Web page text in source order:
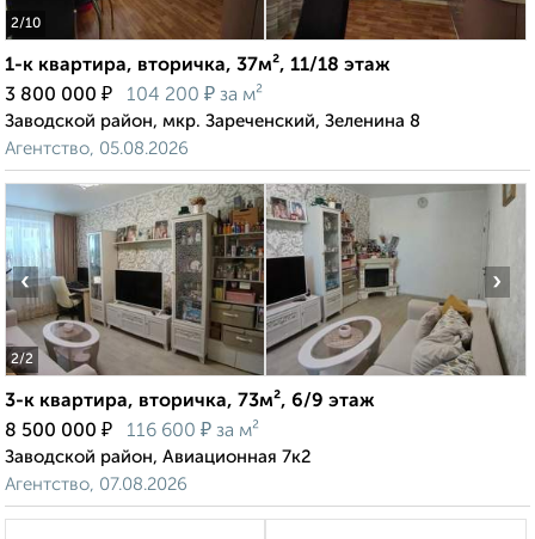
2/10
1-к квартира, вторичка, 37м², 11/18 этаж
3 800 000 ₽ 104 200 ₽ за м²
Заводской район, мкр. Зареченский, Зеленина 8
Агентство, 05.08.2026
2/2
‹ ›
3-к квартира, вторичка, 73м², 6/9 этаж
8 500 000 ₽ 116 600 ₽ за м²
Заводской район, Авиационная 7к2
Агентство, 07.08.2026